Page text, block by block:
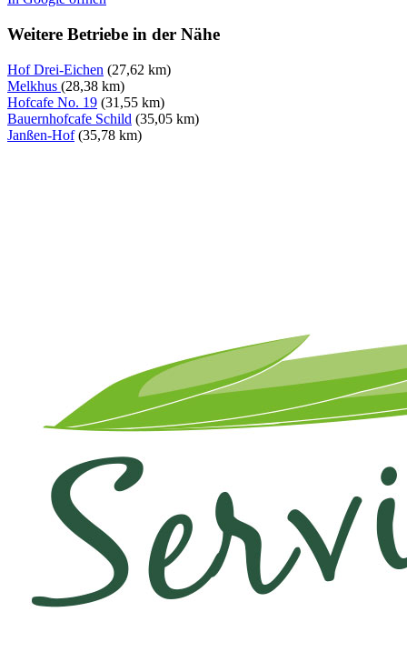
Weitere Betriebe in der Nähe
Hof Drei-Eichen (27,62 km)
Melkhus (28,38 km)
Hofcafe No. 19 (31,55 km)
Bauernhofcafe Schild (35,05 km)
Janßen-Hof(35,78 km)